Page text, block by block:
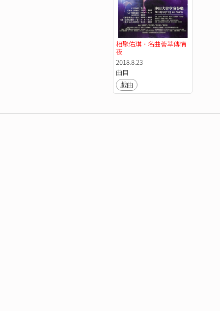
相聚佑琪．名曲薈萃傳情
夜
2018.8.23
曲目
戲曲